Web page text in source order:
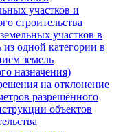
участков и
строительства
участков в
из одной категории в
земель
назначения)
на отклонение
разрешённого
объектов